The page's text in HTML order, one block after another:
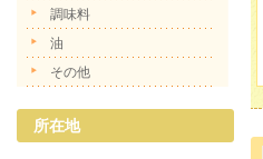
調味料
油
その他
所在地